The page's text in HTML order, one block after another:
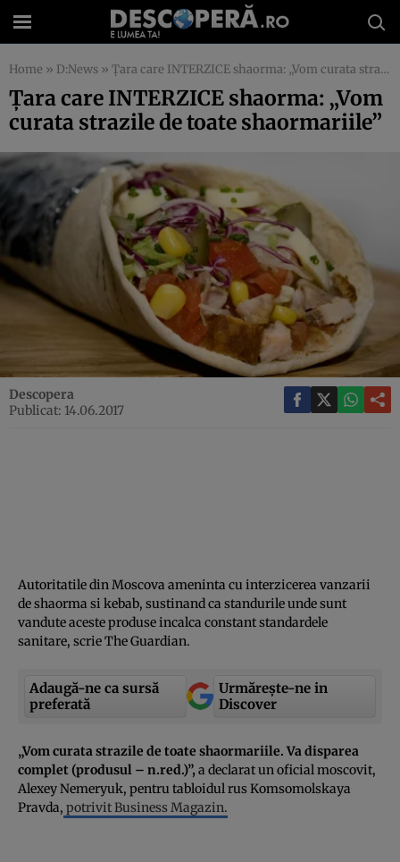
Home » D:News » Ţara care INTERZICE shaorma: „Vom curata strazile de toate shaormariile”
Ţara care INTERZICE shaorma: „Vom
curata strazile de toate shaormariile”
Descopera
Publicat: 14.06.2017
Autoritatile din Moscova ameninta cu interzicerea vanzarii
de shaorma si kebab, sustinand ca standurile unde sunt
vandute aceste produse incalca constant standardele
sanitare, scrie The Guardian.
Adaugă-ne ca sursă
preferată
Urmărește-ne in
Discover
„Vom curata strazile de toate shaormariile. Va disparea
complet (produsul – n.red.)”,a declarat un oficial moscovit,
Alexey Nemeryuk, pentru tabloidul rus Komsomolskaya
Pravda, potrivit Business Magazin.